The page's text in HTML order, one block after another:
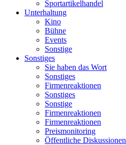
Sportartikelhandel
Unterhaltung
Kino
Bühne
Events
Sonstige
Sonstiges
Sie haben das Wort
Sonstiges
Firmenreaktionen
Sonstiges
Sonstige
Firmenreaktionen
Firmenreaktionen
Preismonitoring
Öffentliche Diskussionen